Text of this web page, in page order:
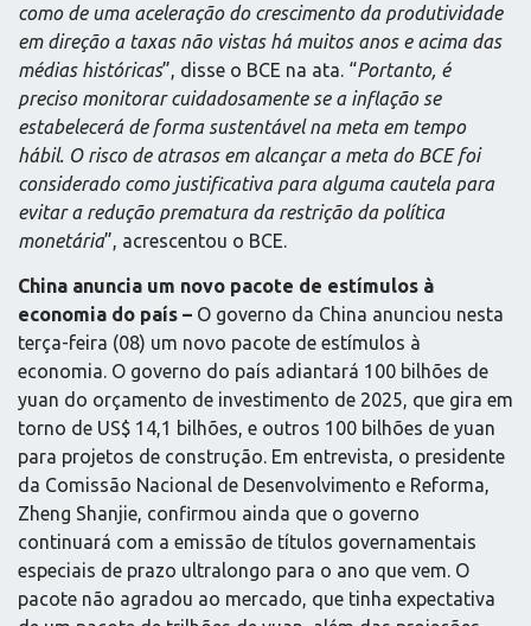
como de uma aceleração do crescimento da produtividade
em direção a taxas não vistas há muitos anos e acima das
médias históricas”, disse o BCE na ata. “Portanto, é
preciso monitorar cuidadosamente se a inflação se
estabelecerá de forma sustentável na meta em tempo
hábil. O risco de atrasos em alcançar a meta do BCE foi
considerado como justificativa para alguma cautela para
evitar a redução prematura da restrição da política
monetária”, acrescentou o BCE.
China anuncia um novo pacote de estímulos à
economia do país – O governo da China anunciou nesta
terça-feira (08) um novo pacote de estímulos à
economia. O governo do país adiantará 100 bilhões de
yuan do orçamento de investimento de 2025, que gira em
torno de US$ 14,1 bilhões, e outros 100 bilhões de yuan
para projetos de construção. Em entrevista, o presidente
da Comissão Nacional de Desenvolvimento e Reforma,
Zheng Shanjie, confirmou ainda que o governo
continuará com a emissão de títulos governamentais
especiais de prazo ultralongo para o ano que vem. O
pacote não agradou ao mercado, que tinha expectativa